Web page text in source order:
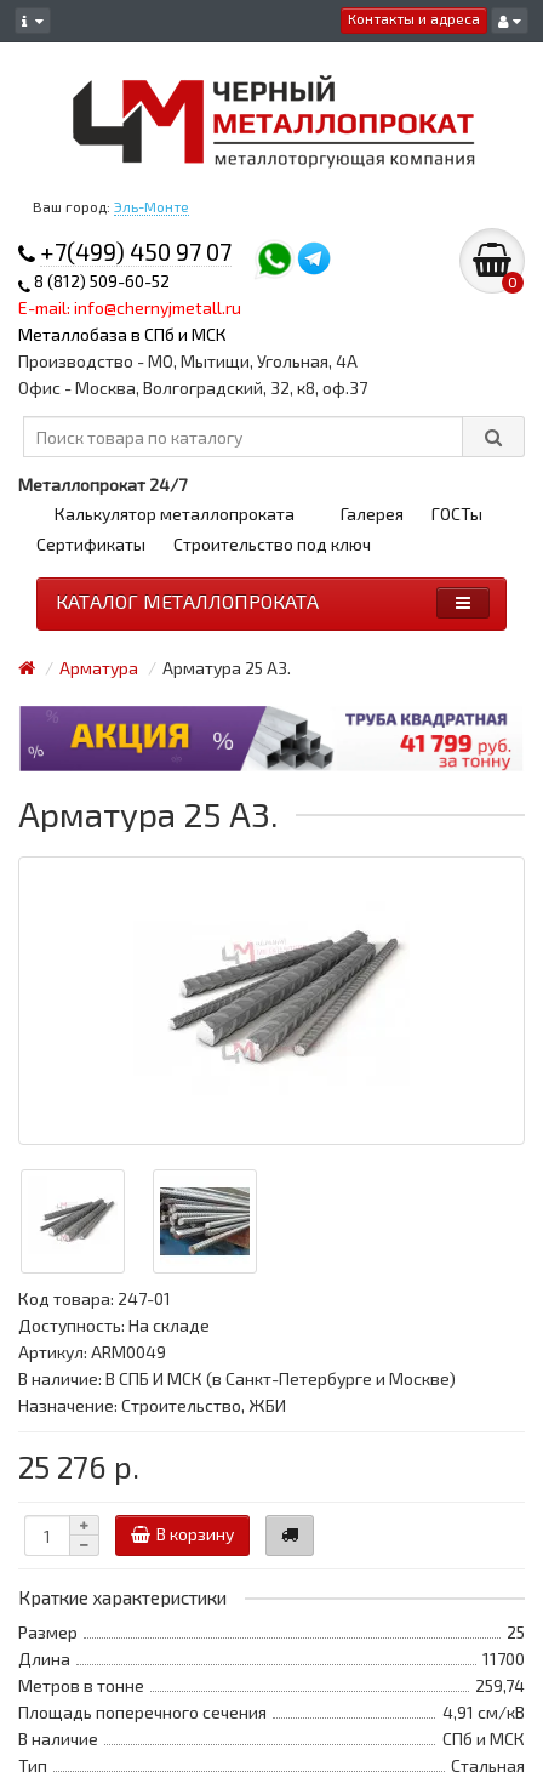
Контакты и адреса
Ваш город: Эль-Монте
+7(499) 450 97 07
8 (812) 509-60-52
E-mail: info@chernyjmetall.ru
Металлобаза в СПб и МСК
0
Производство - МО, Мытищи, Угольная, 4А
Офис - Москва, Волгоградский, 32, к8, оф.37
Металлопрокат 24/7
Калькулятор металлопроката
Галерея
ГОСТы
Сертификаты
Строительство под ключ
КАТАЛОГ МЕТАЛЛОПРОКАТА
Арматура Арматура 25 А3.
Арматура 25 А3.
Код товара: 247-01
Доступность: На складе
Артикул: ARM0049
В наличие: В СПБ И МСК (в Санкт-Петербурге и Москве)
Назначение: Строительство, ЖБИ
25 276 р.
В корзину
Краткие характеристики
Размер
25
Длина
11700
Метров в тонне
259,74
Площадь поперечного сечения
4,91 см/кВ
В наличие
СПб и МСК
Тип
Стальная